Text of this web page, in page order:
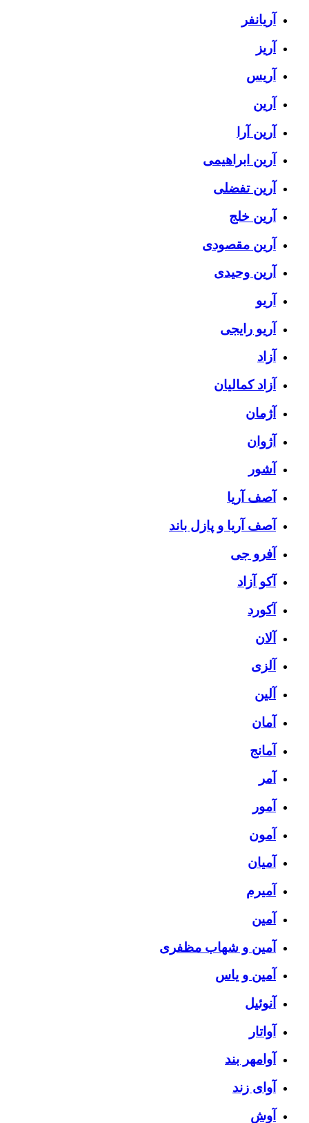
آریانفر
آریز
آریس
آرین
آرین آرا
آرین ابراهیمی
آرین تفضلی
آرین خلج
آرین مقصودی
آرین وحیدی
آریو
آریو رایجی
آزاد
آزاد کمالیان
آژمان
آژوان
آشور
آصف آریا
آصف آریا و پازل باند
آفرو جی
آکو آزاد
آکورد
آلان
آلزی
آلین
آمان
آمانج
آمر
آمور
آمون
آمیان
آمیرم
آمین
آمین و شهاب مظفری
آمین و یاس
آنوئیل
آواتار
آوامهر بند
آوای زند
آوش